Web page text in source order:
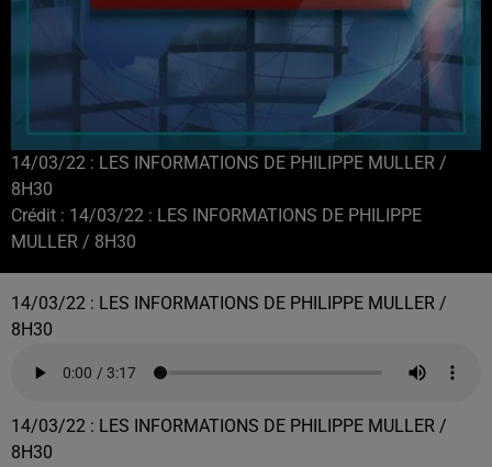
14/03/22 : LES INFORMATIONS DE PHILIPPE MULLER /
8H30
Crédit : 14/03/22 : LES INFORMATIONS DE PHILIPPE
MULLER / 8H30
14/03/22 : LES INFORMATIONS DE PHILIPPE MULLER /
8H30
14/03/22 : LES INFORMATIONS DE PHILIPPE MULLER /
8H30